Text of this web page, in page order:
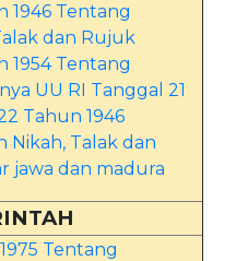
1946 Tentang
dan Rujuk
1954 Tentang
UU RI Tanggal 21
Tahun 1946
Nikah, Talak dan
jawa dan madura
Tentang